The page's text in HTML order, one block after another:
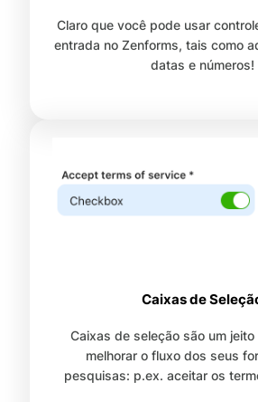
Claro que você pode usar
entrada no Zenforms, tais como
datas e números!
Caixas de
Caixas de seleção são um
melhorar o fluxo dos seus
pesquisas: p.ex. aceitar os